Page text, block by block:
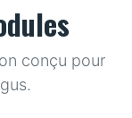
conçu pour